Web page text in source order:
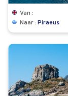
Van
Naar
Piraeus